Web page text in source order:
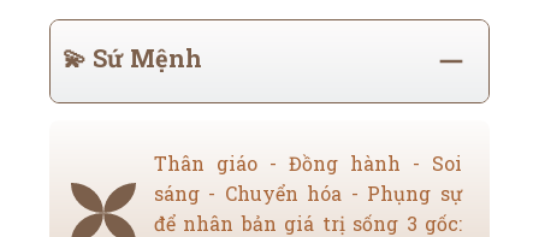
💫 Sứ Mệnh
Thân giáo - Đồng hành - Soi
sáng - Chuyển hóa - Phụng sự
để nhân bản giá trị sống 3 gốc: